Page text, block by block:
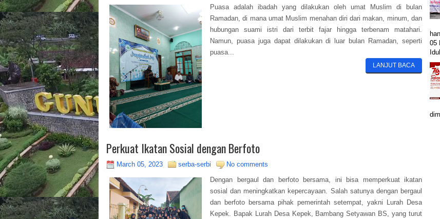
Puasa adalah ibadah yang dilakukan oleh umat Muslim di bulan
Ramadan, di mana umat Muslim menahan diri dari makan, minum, dan
hubungan suami istri dari terbit fajar hingga terbenam matahari.
Namun, puasa juga dapat dilakukan di luar bulan Ramadan, seperti
puasa...
LANJUT BACA
Perkuat Ikatan Sosial dengan Berfoto
March 05, 2023 serba-serbi
No comments
Dengan bergaul dan berfoto bersama, ini bisa memperkuat ikatan
sosial dan meningkatkan kepercayaan. Salah satunya dengan bergaul
dan berfoto bersama pihak pemerintah setempat, yakni Lurah Desa
Kepek. Bapak Lurah Desa Kepek, Bambang Setyawan BS, yang turut
05